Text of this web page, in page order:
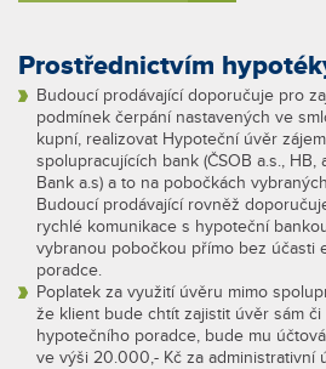
Prostřednictvím
Budoucí prodávající doporučuje pro
podmínek čerpání nastavených ve
kupní, realizovat Hypoteční úvěr
spolupracujících bank (ČSOB a.s., HB,
Bank a.s) a to na pobočkách
Budoucí prodávající rovněž
rychlé komunikace s hypoteční
vybranou pobočkou přímo bez účasti
poradce.
Poplatek za využití úvěru mimo
že klient bude chtít zajistit úvěr sám
hypotečního poradce, bude mu
ve výši 20.000,- Kč za administrativní